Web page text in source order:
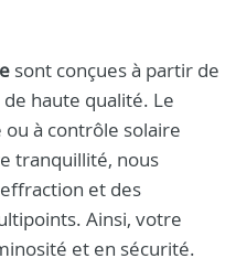
sont conçues à partir de
haute qualité. Le
à contrôle solaire
tranquillité, nous
et des
Ainsi, votre
et en sécurité.